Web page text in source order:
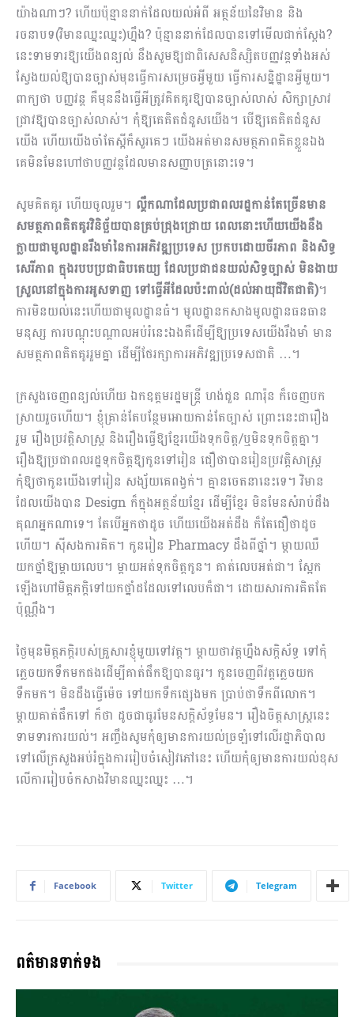
យ៉ាងណាៗ? ហើយប៉ុន្មាននាក់ដែលយល់អំពី អត្ថន័យនៃវិមាន និង
រចនាបទ(វិមានឈ្នះឈ្នះ)ហ្នឹង? ប៉ុន្មាននាក់ដែលបានទៅមើលជាក់ស្តែង?
នេះទាមទារឱ្យយើងពន្យល់ នឹងសូមឱ្យជាពិសេសនិស្សិតបញ្ញវន្តទាំងអស់
ស្វែងយល់ឱ្យបានច្បាស់មុនធ្វើការសម្រេចអ្វីមួយ ធ្វើការសន្និដ្ឋានអ្វីមួយ។
ពាក្យថា បញ្ញវន្ត គឺមុននឹងធ្វើអីត្រូវគិតគូរឱ្យបានច្បាស់លាស់ សិក្សាស្រាវ
ជ្រាវឱ្យបានច្បាស់លាស់។ កុំឱ្យគេគិតជំនួសយើង។ បើឱ្យគេគិតជំនួស
យើង ហើយយើងចាំតែស្អីក៏សួរគេៗ យើងអត់មានសមត្ថភាពគិតខ្លួនឯង
គេមិនមែនហៅថាបញ្ញវន្តដែលមានសញ្ញាបត្រនោះទេ។
សូមគិតគូរ ហើយចូលរួម។ ល្គឹកណាដែលប្រជាពលរដ្ឋកាន់តែច្រើនមាន
សមត្ថភាពគិតគូរវិនិច្ឆ័យបានគ្រប់ជ្រុងជ្រោយ ពេលនោះហើយយើងនឹង
ក្លាយជាមូលដ្ឋានរឹងមាំនៃការអភិវឌ្ឍប្រទេស ប្រកបដោយចីរភាព និងសិទ្ធ
សេរីភាព ក្នុងរបបប្រជាធិបតេយ្យ ដែលប្រជាជនយល់សិទ្ធច្បាស់ មិនងាយ
ស្រួលនៅក្នុងការអូសទាញ ទៅធ្វើអីដែលប៉ះពាល់(ដល់អាយុជីវិតជាតិ)។
ការមិនយល់នេះហើយជាមូលដ្ឋានធំ។ មូលដ្ឋានកសាងមូលដ្ឋានធនធាន
មនុស្ស ការបណ្តុះបណ្តាលអប់រំនេះឯងគឺដើម្បីឱ្យប្រទេសយើងរឹងមាំ មាន
សមត្ថភាពគិតគូររួមគ្នា ដើម្បីថែរក្សាការអភិវឌ្ឍប្រទេសជាតិ …។
ក្រសួងចេញពន្យល់ហើយ ឯកឧត្តមរដ្ឋមន្ត្រី ហង់ជួន ណារ៉ុន ក៏ចេញបក
ស្រាយរួចហើយ។ ខ្ញុំគ្រាន់តែបន្ថែមអោយកាន់តែច្បាស់ ព្រោះនេះជារឿង
រួម រឿងប្រវត្តិសាស្ត្រ និងរឿងធ្វើឱ្យខ្មែរយើងទុកចិត្ត/ឬមិនទុកចិត្តគ្នា។
រឿងឱ្យប្រជាពលរដ្ឋទុកចិត្តឱ្យកូនទៅរៀន ជឿថាបានរៀនប្រវត្តិសាស្ត្រ
កុំឱ្យថាកូនយើងទៅរៀន សង្ស័យគេពង្វក់។ គ្មានចេតនានេះទេ។ វិមាន
ដែលយើងបាន Design ក៏ក្នុងអត្ថន័យខ្មែរ ដើម្បីខ្មែរ មិនមែនសំរាប់ដឹង
គុណអ្នកណាទេ។ តែបើអ្នកថាដូច ហើយយើងអត់ដឹង ក៏តែជឿថាដូច
ហើយ។ ស៊ីសងការគិត។ កូនរៀន Pharmacy ដឹងពីថ្នាំ។ ម្តាយឈឺ
យកថ្នាំឱ្យម្តាយលេប។ ម្តាយអត់ទុកចិត្តកូន។ គាត់លេបអត់ជា។ ស្អែក
ឡើងហៅមិត្តភក្តិទៅយកថ្នាំដដែលទៅលេបក៏ជា។ ដោយសារការគិតតែ
ប៉ុណ្ណឹង។
ថ្ងៃមុនមិត្តភក្តិរបស់គ្រួសារខ្ញុំមួយទៅវត្ត។ ម្តាយថាវត្តហ្នឹងសក្តិស័ទ្ធ ទៅកុំ
ភ្លេចយកទឹកមកផងដើម្បីគាត់ផឹកឱ្យបានធូរ។ កូនចេញពីវត្តភ្លេចយក
ទឹកមក។ មិនដឹងធ្វើម៉េច ទៅយកទឹកផ្សេងមក ប្រាប់ថាទឹកពីលោក។
ម្តាយគាត់ផឹកទៅ ក៏ថា ដូចជាធូរមែនសក្តិស័ទ្ធមែន។ រឿងចិត្តសាស្ត្រនេះ
ទាមទារការយល់។ អញ្ចឹងសូមកុំឲ្យមានការយល់ច្រឡំទៅលើរដ្ឋាភិបាល
ទៅលើក្រសួងអប់រំក្នុងការរៀបចំសៀវភៅនេះ ហើយកុំឲ្យមានការយល់ខុស
លើការរៀបចំកសាង​វិមានឈ្នះឈ្នះ …។
Facebook Twitter Telegram
ពត៌មានទាក់ទង